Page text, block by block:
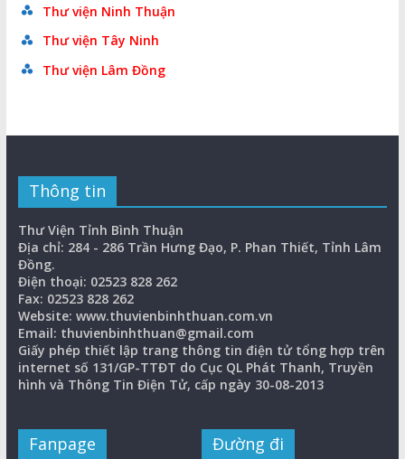
Thư viện Ninh Thuận
Thư viện Tây Ninh
Thư viện Lâm Đồng
Thông tin
Thư Viện Tỉnh Bình Thuận
Địa chỉ: 284 - 286 Trần Hưng Đạo, P. Phan Thiết, Tỉnh Lâm
Đồng.
Điện thoại: 02523 828 262
Fax: 02523 828 262
Website: www.thuvienbinhthuan.com.vn
Email: thuvienbinhthuan@gmail.com
Giấy phép thiết lập trang thông tin điện tử tổng hợp trên
internet số 131/GP-TTĐT do Cục QL Phát Thanh, Truyền
hình và Thông Tin Điện Tử, cấp ngày 30-08-2013
Fanpage Đường đi